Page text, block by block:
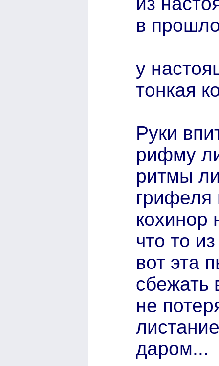
в
у
тонкая
Руки
рифму
ритмы
грифеля
кохинор
что то
вот эта
не
даром...